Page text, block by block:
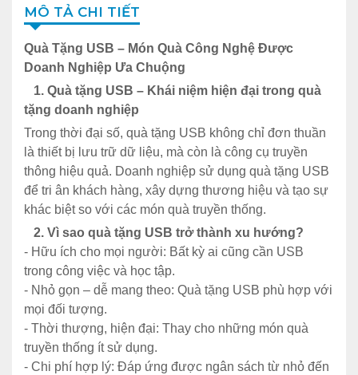
MÔ TẢ CHI TIẾT
Quà Tặng USB – Món Quà Công Nghệ Được
Doanh Nghiệp Ưa Chuộng
1. Quà tặng USB – Khái niệm hiện đại trong quà
tặng doanh nghiệp
Trong thời đại số, quà tặng USB không chỉ đơn thuần
là thiết bị lưu trữ dữ liệu, mà còn là công cụ truyền
thông hiệu quả. Doanh nghiệp sử dụng quà tặng USB
để tri ân khách hàng, xây dựng thương hiệu và tạo sự
khác biệt so với các món quà truyền thống.
2. Vì sao quà tặng USB trở thành xu hướng?
- Hữu ích cho mọi người: Bất kỳ ai cũng cần USB
trong công việc và học tập.
- Nhỏ gọn – dễ mang theo: Quà tặng USB phù hợp với
mọi đối tượng.
- Thời thượng, hiện đại: Thay cho những món quà
truyền thống ít sử dụng.
- Chi phí hợp lý: Đáp ứng được ngân sách từ nhỏ đến